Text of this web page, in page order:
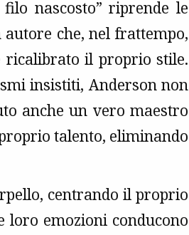
nascosto” riprende le
che, nel frattempo,
ricalibrato il proprio stile.
insistiti, Anderson non
anche un vero maestro
talento, eliminando
centrando il proprio
loro emozioni conducono